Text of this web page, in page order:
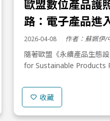
歐盟數位產品護
路：電子產品進
門檻
2026-04-08
隨著歐盟《永續產品生態
for Sustainable Products
收藏